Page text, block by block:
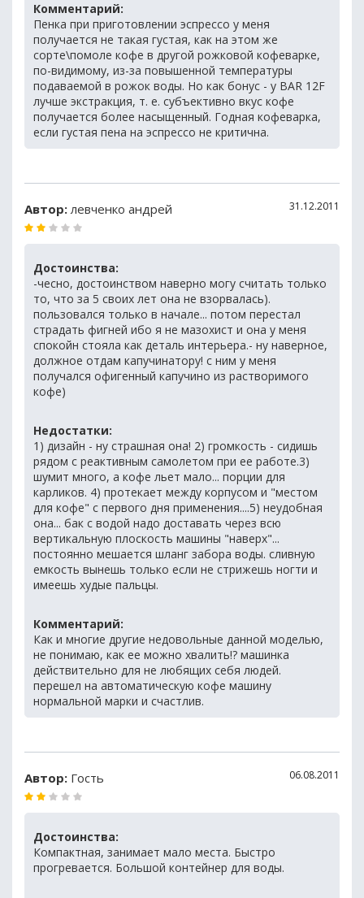
Комментарий:
Пенка при приготовлении эспрессо у меня
получается не такая густая, как на этом же
сорте\помоле кофе в другой рожковой кофеварке,
по-видимому, из-за повышенной температуры
подаваемой в рожок воды. Но как бонус - у BAR 12F
лучше экстракция, т. е. субъективно вкус кофе
получается более насыщенный. Годная кофеварка,
если густая пена на эспрессо не критична.
Автор: левченко андрей 31.12.2011
Достоинства:
-чесно, достоинством наверно могу считать только
то, что за 5 своих лет она не взорвалась).
пользовался только в начале... потом перестал
страдать фигней ибо я не мазохист и она у меня
спокойн стояла как деталь интерьера.- ну наверное,
должное отдам капучинатору! с ним у меня
получался офигенный капучино из растворимого
кофе)
Недостатки:
1) дизайн - ну страшная она! 2) громкость - сидишь
рядом с реактивным самолетом при ее работе.3)
шумит много, а кофе льет мало... порции для
карликов. 4) протекает между корпусом и "местом
для кофе" с первого дня применения....5) неудобная
она... бак с водой надо доставать через всю
вертикальную плоскость машины "наверх"...
постоянно мешается шланг забора воды. сливную
емкость вынешь только если не стрижешь ногти и
имеешь худые пальцы.
Комментарий:
Как и многие другие недовольные данной моделью,
не понимаю, как ее можно хвалить!? машинка
действительно для не любящих себя людей.
перешел на автоматическую кофе машину
нормальной марки и счастлив.
Автор: Гость 06.08.2011
Достоинства:
Компактная, занимает мало места. Быстро
прогревается. Большой контейнер для воды.